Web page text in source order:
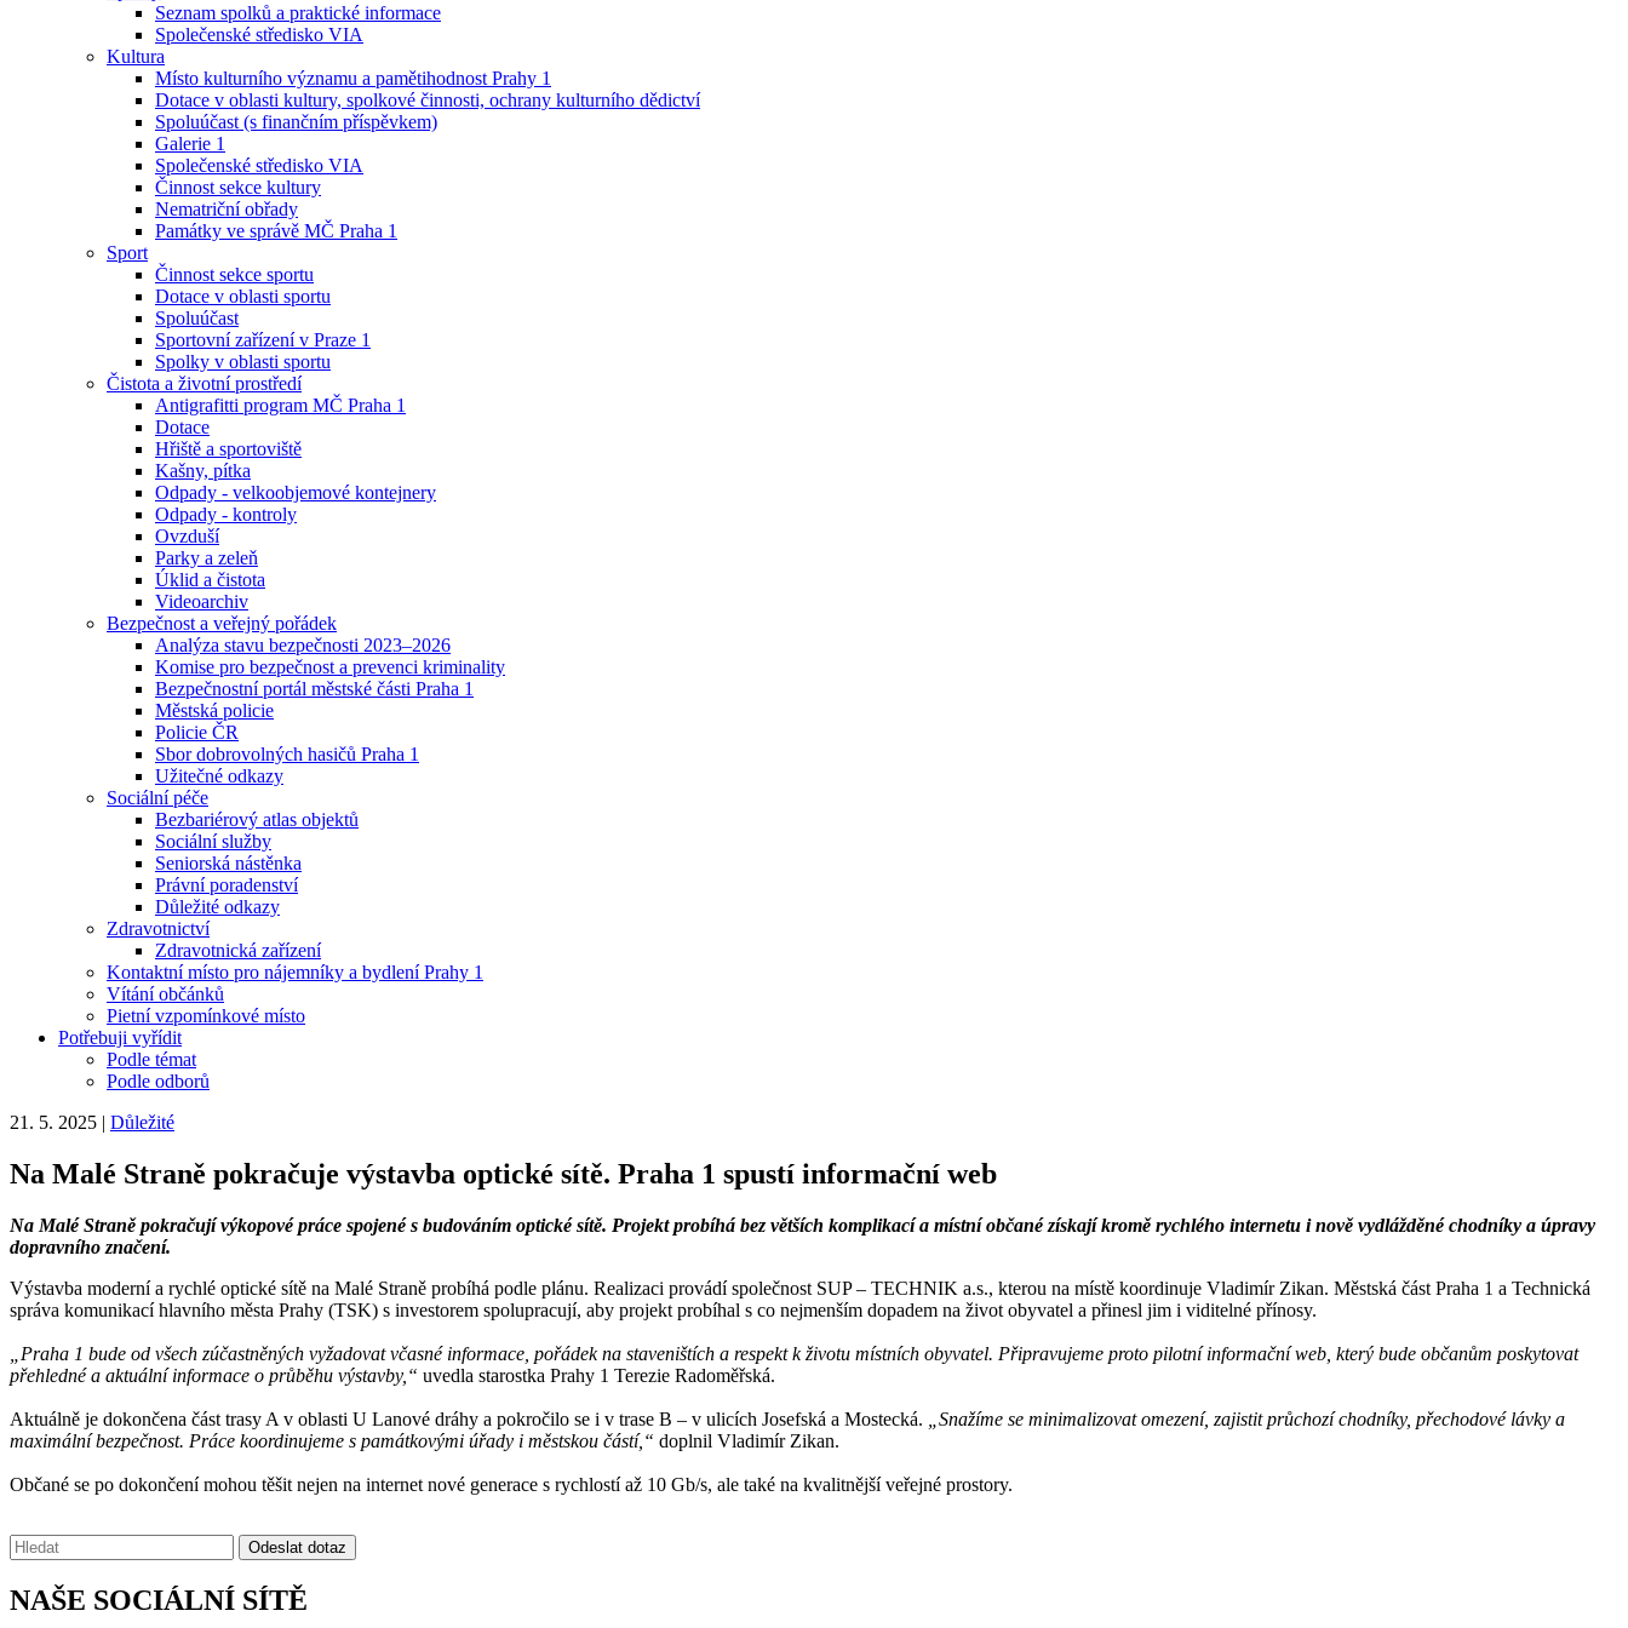
Seznam spolků a praktické informace
Společenské středisko VIA
Kultura
Místo kulturního významu a pamětihodnost Prahy 1
Dotace v oblasti kultury, spolkové činnosti, ochrany kulturního dědictví
Spoluúčast (s finančním příspěvkem)
Galerie 1
Společenské středisko VIA
Činnost sekce kultury
Nematriční obřady
Památky ve správě MČ Praha 1
Sport
Činnost sekce sportu
Dotace v oblasti sportu
Spoluúčast
Sportovní zařízení v Praze 1
Spolky v oblasti sportu
Čistota a životní prostředí
Antigrafitti program MČ Praha 1
Dotace
Hřiště a sportoviště
Kašny, pítka
Odpady - velkoobjemové kontejnery
Odpady - kontroly
Ovzduší
Parky a zeleň
Úklid a čistota
Videoarchiv
Bezpečnost a veřejný pořádek
Analýza stavu bezpečnosti 2023–2026
Komise pro bezpečnost a prevenci kriminality
Bezpečnostní portál městské části Praha 1
Městská policie
Policie ČR
Sbor dobrovolných hasičů Praha 1
Užitečné odkazy
Sociální péče
Bezbariérový atlas objektů
Sociální služby
Seniorská nástěnka
Právní poradenství
Důležité odkazy
Zdravotnictví
Zdravotnická zařízení
Kontaktní místo pro nájemníky a bydlení Prahy 1
Vítání občánků
Pietní vzpomínkové místo
Potřebuji vyřídit
Podle témat
Podle odborů
21. 5. 2025 | Důležité
Na Malé Straně pokračuje výstavba optické sítě. Praha 1 spustí informační web
Na Malé Straně pokračují výkopové práce spojené s budováním optické sítě. Projekt probíhá bez větších komplikací a místní občané získají kromě rychlého internetu i nově vydlážděné chodníky a úpravy
dopravního značení.
Výstavba moderní a rychlé optické sítě na Malé Straně probíhá podle plánu. Realizaci provádí společnost SUP – TECHNIK a.s., kterou na místě koordinuje Vladimír Zikan. Městská část Praha 1 a Technická
správa komunikací hlavního města Prahy (TSK) s investorem spolupracují, aby projekt probíhal s co nejmenším dopadem na život obyvatel a přinesl jim i viditelné přínosy.
„Praha 1 bude od všech zúčastněných vyžadovat včasné informace, pořádek na staveništích a respekt k životu místních obyvatel. Připravujeme proto pilotní informační web, který bude občanům poskytovat
přehledné a aktuální informace o průběhu výstavby,“ uvedla starostka Prahy 1 Terezie Radoměřská.
Aktuálně je dokončena část trasy A v oblasti U Lanové dráhy a pokročilo se i v trase B – v ulicích Josefská a Mostecká. „Snažíme se minimalizovat omezení, zajistit průchozí chodníky, přechodové lávky a
maximální bezpečnost. Práce koordinujeme s památkovými úřady i městskou částí,“ doplnil Vladimír Zikan.
Občané se po dokončení mohou těšit nejen na internet nové generace s rychlostí až 10 Gb/s, ale také na kvalitnější veřejné prostory.
Vyhledávání: Odeslat dotaz
NAŠE SOCIÁLNÍ SÍTĚ